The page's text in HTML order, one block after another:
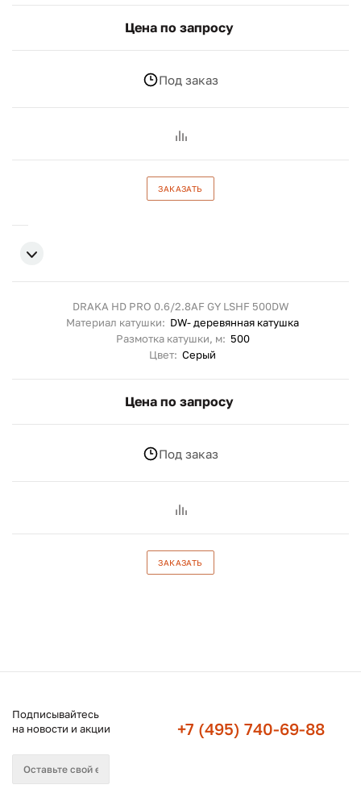
Цена по запросу
Под заказ
ЗАКАЗАТЬ
DRAKA HD PRO 0.6/2.8AF GY LSHF 500DW
Материал катушки: DW- деревянная катушка
Размотка катушки, м: 500
Цвет: Серый
Цена по запросу
Под заказ
ЗАКАЗАТЬ
Подписывайтесь
на новости и акции
+7 (495) 740-69-88